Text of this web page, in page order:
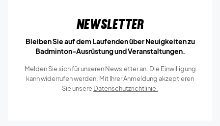
Newsletter
Bleiben Sie auf dem Laufenden über Neuigkeiten zu
Badminton-Ausrüstung und Veranstaltungen.
Melden Sie sich für unseren Newsletter an. Die Einwilligung
kann widerrufen werden. Mit Ihrer Anmeldung akzeptieren
Sie unsereDatenschutzrichtlinie.